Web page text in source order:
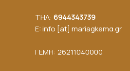
ΤΗΛ: 6944343739
E: info [at] mariagkemα.gr
ΓΕΜΗ: 26211040000